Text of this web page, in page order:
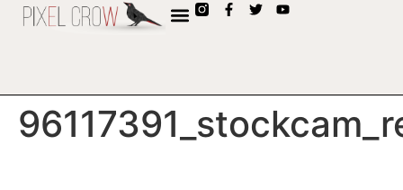
contenido